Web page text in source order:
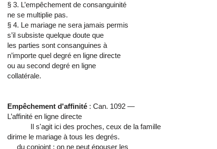
§ 3. L’empêchement de consanguinité
ne se multiplie pas.
§ 4. Le mariage ne sera jamais permis
s’il subsiste quelque doute que
les parties sont consanguines à
n’importe quel degré en ligne directe
ou au second degré en ligne
collatérale.
Empêchement d'affinité : Can. 1092 —
L’affinité en ligne directe
Il s'agit ici des proches, ceux de la famille
dirime le mariage à tous les degrés.
du conjoint : on ne peut épouser les